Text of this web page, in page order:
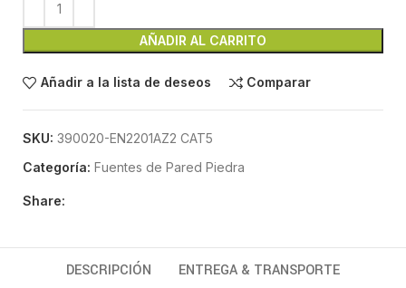
AÑADIR AL CARRITO
Añadir a la lista de deseos Comparar
SKU: 390020-EN2201AZ2 CAT5
Categoría: Fuentes de Pared Piedra
Share:
DESCRIPCIÓN ENTREGA & TRANSPORTE